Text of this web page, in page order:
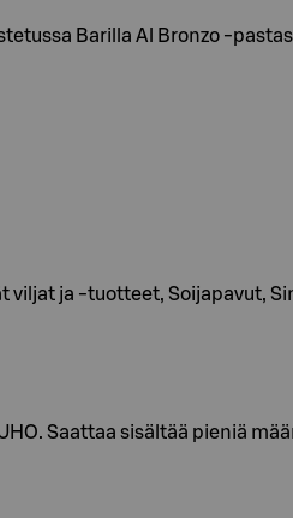
Barilla Al Bronzo -
viljat ja -tuotteet, Soijapavut,
Saattaa sisältää pieniä